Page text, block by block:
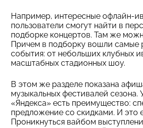
Например, интересные офлайн-
пользователи смогут найти в
подборке концертов. Там же
Причем в подборку вошли самые
события: от небольших клубных
масштабных стадионных шоу.
В этом же разделе показана
музыкальных фестивалей сезона.
«Яндекса» есть преимущество:
предложение со скидками. И это
Проникнуться вайбом